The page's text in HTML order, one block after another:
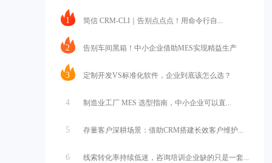
1 简信 CRM-CLI｜告别点点点！用命令行自...
2 告别车间黑箱！中小企业借助MES实现精益生产
3 定制开发VS标准化软件，企业到底该怎么选？
4 制造业工厂 MES 选型指南，中小企业可以直...
5 存量客户深耕场景：借助CRM搭建长效客户维护...
6 线索转化率持续低迷，咨询培训企业缺的只是一套...